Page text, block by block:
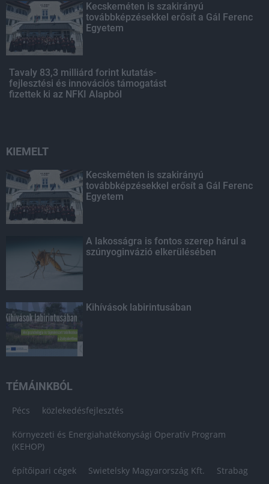
Kecskeméten is szakirányú
továbbképzésekkel erősít a Gál Ferenc
Egyetem
Tavaly 83,3 milliárd forint kutatás-
fejlesztési és innovációs támogatást
fizettek ki az NFKI Alapból
KIEMELT
Kecskeméten is szakirányú
továbbképzésekkel erősít a Gál Ferenc
Egyetem
A lakosságra is fontos szerep hárul a
szúnyoginvázió elkerülésében
Kihívások labirintusában
TÉMÁINKBÓL
Pécs közlekedésfejlesztés
Környezeti és Energiahatékonysági Operatív Program
(KEHOP)
építőipari cégek Swietelsky Magyarország Kft. Strabag